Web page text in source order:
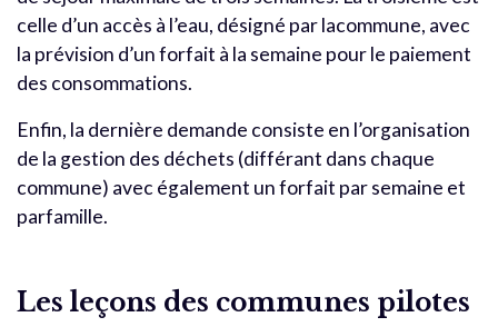
celle d’un accès à l’eau, désigné par lacommune, avec
la prévision d’un forfait à la semaine pour le paiement
des consommations.
Enfin, la dernière demande consiste en l’organisation
de la gestion des déchets (différant dans chaque
commune) avec également un forfait par semaine et
parfamille.
Les leçons des communes pilotes